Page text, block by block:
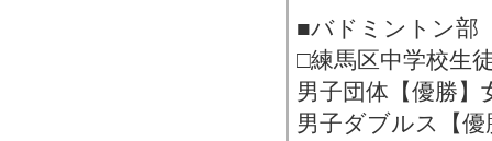
■バドミントン部
□練馬区中学校生
男子団体【優勝】
男子ダブルス【